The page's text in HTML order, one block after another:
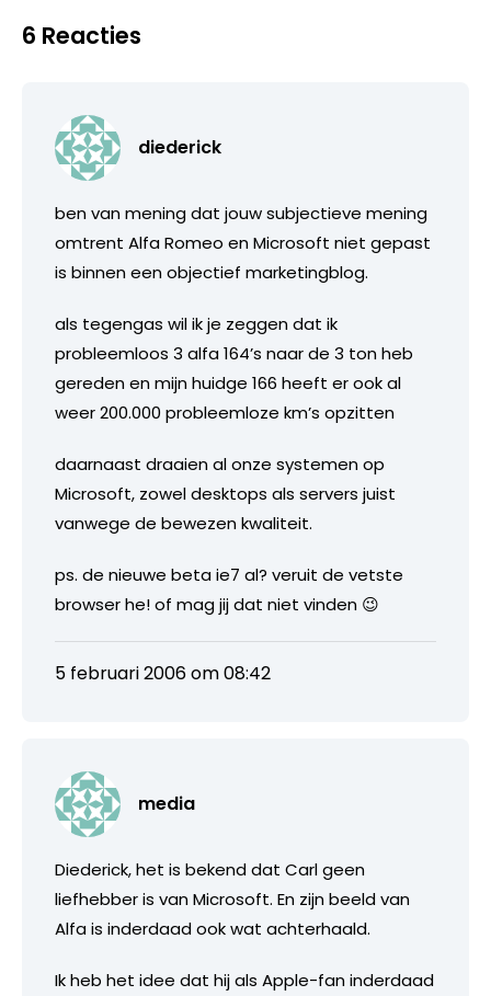
6 Reacties
diederick
ben van mening dat jouw subjectieve mening
omtrent Alfa Romeo en Microsoft niet gepast
is binnen een objectief marketingblog.
als tegengas wil ik je zeggen dat ik
probleemloos 3 alfa 164’s naar de 3 ton heb
gereden en mijn huidge 166 heeft er ook al
weer 200.000 probleemloze km’s opzitten
daarnaast draaien al onze systemen op
Microsoft, zowel desktops als servers juist
vanwege de bewezen kwaliteit.
ps. de nieuwe beta ie7 al? veruit de vetste
browser he! of mag jij dat niet vinden 😉
5 februari 2006 om 08:42
media
Diederick, het is bekend dat Carl geen
liefhebber is van Microsoft. En zijn beeld van
Alfa is inderdaad ook wat achterhaald.
Ik heb het idee dat hij als Apple-fan inderdaad